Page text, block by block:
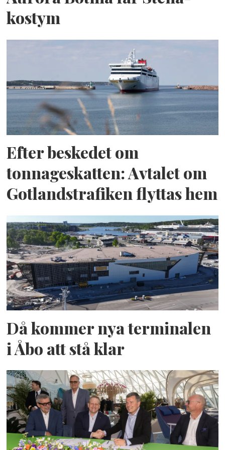
kostym
Efter beskedet om
tonnageskatten: Avtalet om
Gotlandstrafiken flyttas hem
Då kommer nya terminalen
i Åbo att stå klar